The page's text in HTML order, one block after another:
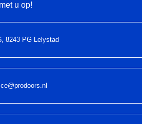
u op!
8243 PG Lelystad